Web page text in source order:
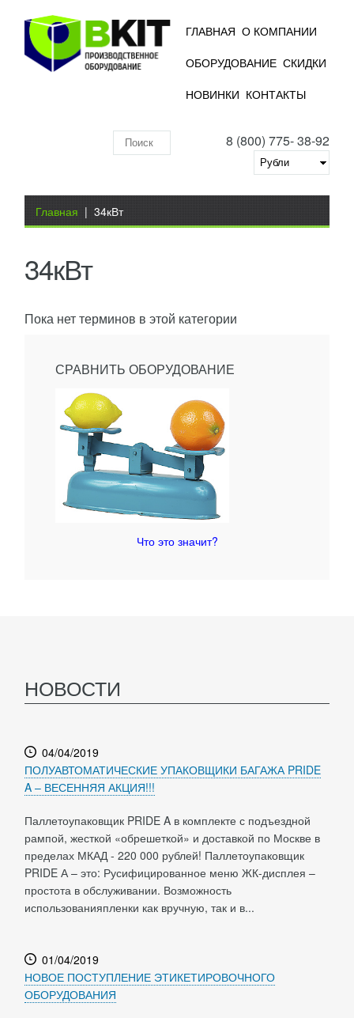
ГЛАВНАЯ О КОМПАНИИ
ОБОРУДОВАНИЕ СКИДКИ
НОВИНКИ КОНТАКТЫ
8 (800) 775- 38-92
складу
Вы здесь
Главная | 34кВт
34кВт
Пока нет терминов в этой категории
СРАВНИТЬ ОБОРУДОВАНИЕ
Что это значит?
НОВОСТИ
04/04/2019
ПОЛУАВТОМАТИЧЕСКИЕ УПАКОВЩИКИ БАГАЖА PRIDE
A – ВЕСЕННЯЯ АКЦИЯ!!!
Паллетоупаковщик PRIDE A в комплекте с подъездной
рампой, жесткой «обрешеткой» и доставкой по Москве в
пределах МКАД - 220 000 рублей! Паллетоупаковщик
PRIDE А – это: Русифицированное меню ЖК-дисплея –
простота в обслуживании. Возможность
использованияпленки как вручную, так и в...
01/04/2019
НОВОЕ ПОСТУПЛЕНИЕ ЭТИКЕТИРОВОЧНОГО
ОБОРУДОВАНИЯ